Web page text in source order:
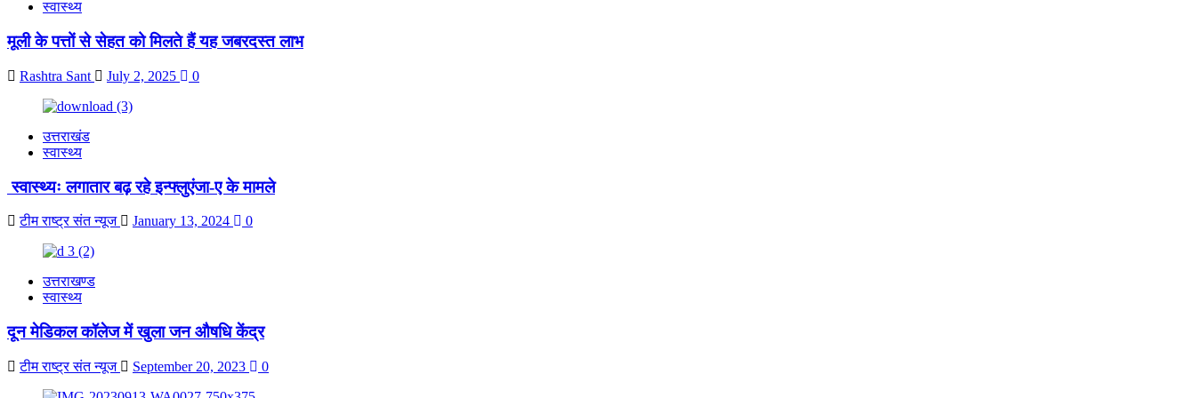
स्वास्थ्य
मूली के पत्तों से सेहत को मिलते हैं यह जबरदस्त लाभ
Rashtra Sant July 2, 2025 0
उत्तराखंड
स्वास्थ्य
स्वास्थ्यः लगातार बढ़ रहे इन्फ्लुएंजा-ए के मामले
टीम राष्ट्र संत न्यूज January 13, 2024 0
उत्तराखण्ड
स्वास्थ्य
दून मेडिकल कॉलेज में खुला जन औषधि केंद्र
टीम राष्ट्र संत न्यूज September 20, 2023 0